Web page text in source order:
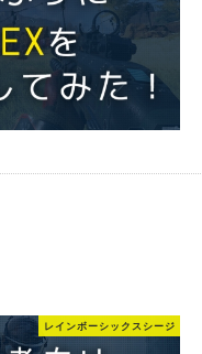
レインボーシックスシージ